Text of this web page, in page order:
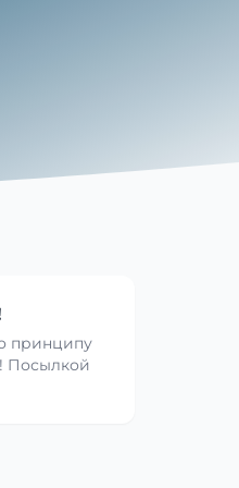
принципу